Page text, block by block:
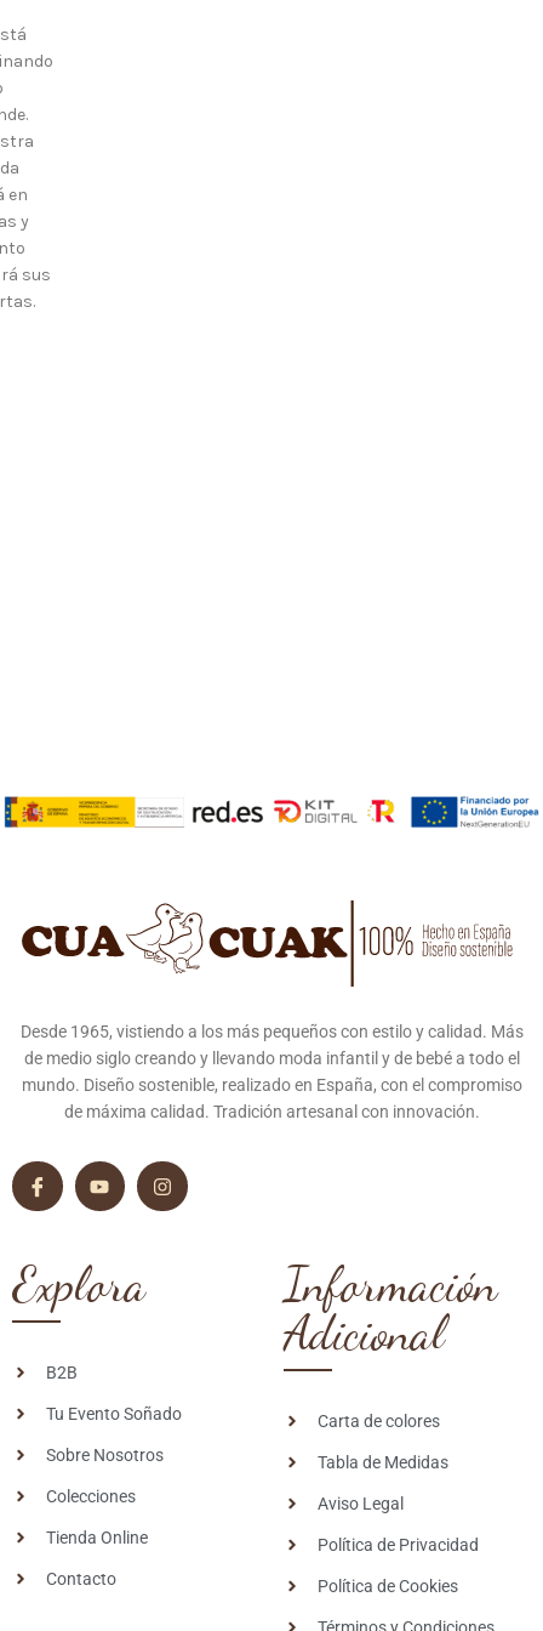
en
y
sus
Desde 1965, vistiendo a los más pequeños con estilo y calidad. Más
de medio siglo creando y llevando moda infantil y de bebé a todo el
mundo. Diseño sostenible, realizado en España, con el compromiso
de máxima calidad. Tradición artesanal con innovación.
Explora
B2B
Tu Evento Soñado
Sobre Nosotros
Colecciones
Tienda Online
Contacto
Información
Adicional
Carta de colores
Tabla de Medidas
Aviso Legal
Política de Privacidad
Política de Cookies